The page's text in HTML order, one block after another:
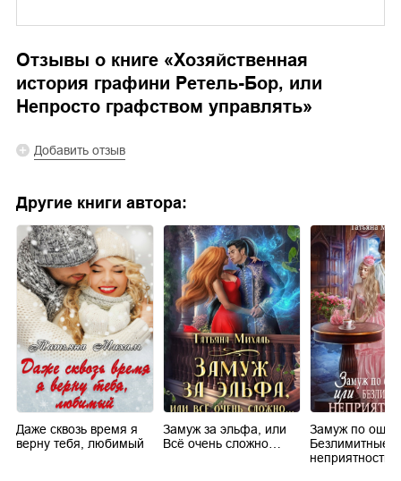
Отзывы о книге «Хозяйственная
история графини Ретель-Бор, или
Непросто графством управлять»
Добавить отзыв
Другие книги автора:
Даже сквозь время я
верну тебя, любимый
Замуж за эльфа, или
Всё очень сложно…
Замуж по
Безлимитные
неприятности